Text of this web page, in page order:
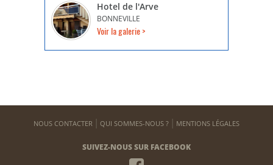
Hotel de l'Arve
BONNEVILLE
Voir la galerie >
NOUS CONTACTER QUI SOMMES-NOUS ? MENTIONS LÉGALES
SUIVEZ-NOUS SUR FACEBOOK